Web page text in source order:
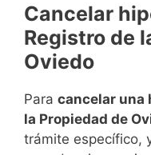
Cancelar
Registro de
Oviedo
Para cancelar una
la Propiedad de
trámite específico,